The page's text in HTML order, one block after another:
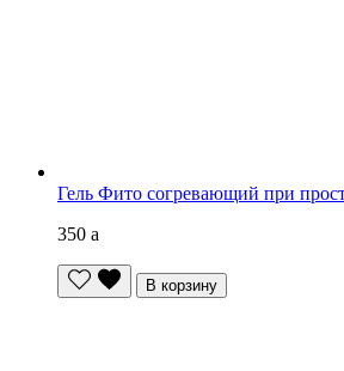
Гель Фито согревающий при
350 a
В корзину